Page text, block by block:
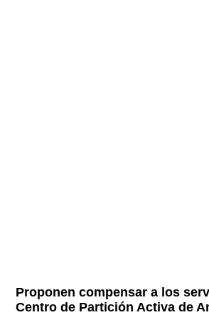
Proponen compensar a los
Centro de Partición Activa de